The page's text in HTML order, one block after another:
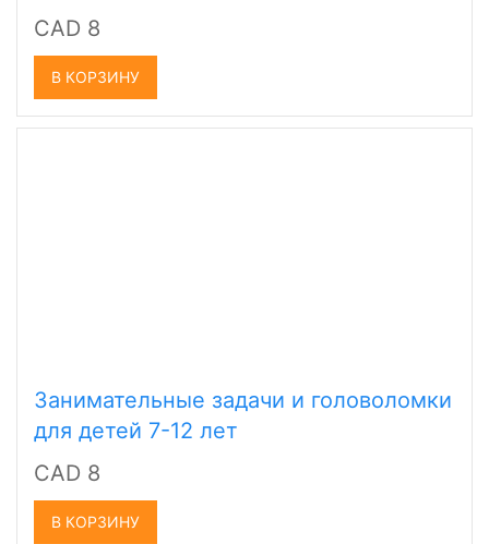
CAD 8
В КОРЗИНУ
Занимательные задачи и головоломки
для детей 7-12 лет
CAD 8
В КОРЗИНУ